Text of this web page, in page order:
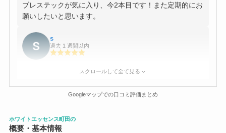
スクロールして全て見る
ブレステックが気に入り、今2本目です！また定期的にお
願いしたいと思います。
s
過去 1 週間以内
ホワイトニングで半年ほど通わせていただいています。
ているのでとても満足です。
Ayano
過去 1 週間以内
Googleマップでの口コミ評価まとめ
ホワイトエッセンス町田の
概要・基本情報